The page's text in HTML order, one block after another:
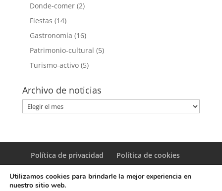
Donde-comer(2)
Fiestas (14)
Gastronomía (16)
Patrimonio-cultural (5)
Turismo-activo(5)
Archivo de noticias
Archivo
de
Política de privacidad Política de cookies
Utilizamos cookies para brindarle la mejor experiencia en
nuestro sitio web.